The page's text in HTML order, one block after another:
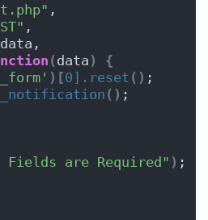
,
,
(data )
{
)[0].reset () ;
() ;
Fields are Required" ) ;